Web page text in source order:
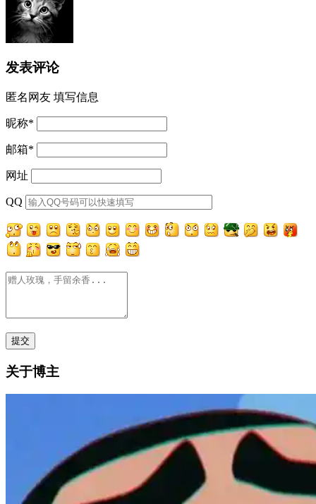
发表评论
匿名网友 填写信息
昵称*
邮箱*
网址
QQ
关于博主